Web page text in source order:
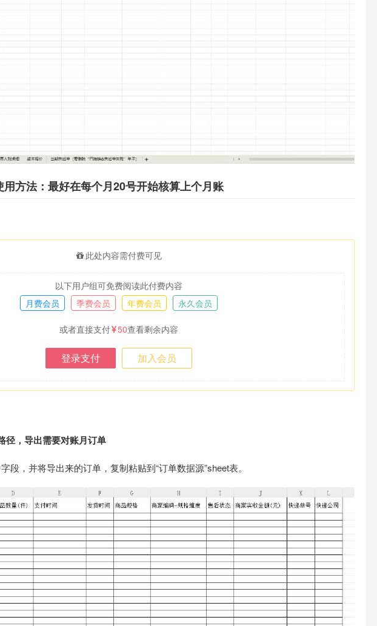
方法：最好在每个月20号开始核算上个月账
此处内容需付费可见
以下用户组可免费阅读此付费内容
月费会员
季费会员 年费会员 永久会员
或者直接支付 50查看剩余内容
登录支付 加入会员
径，导出需要对账月订单
段，并将导出来的订单，复制粘贴到“订单数据源”sheet表。